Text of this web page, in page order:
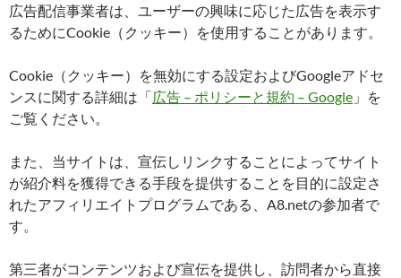
広告配信事業者は、ユーザーの興味に応じた広告を表示す
るためにCookie（クッキー）を使用することがあります。
Cookie（クッキー）を無効にする設定およびGoogleアドセ
ンスに関する詳細は「広告 – ポリシーと規約 – Google 」を
ご覧ください。
また、当サイトは、宣伝しリンクすることによってサイト
が紹介料を獲得できる手段を提供することを目的に設定さ
れたアフィリエイトプログラムである、A8.netの参加者で
す。
第三者がコンテンツおよび宣伝を提供し、訪問者から直接